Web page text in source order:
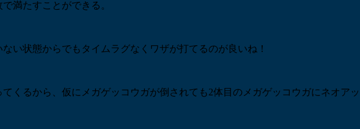
満たすことができる。
い状態からでもタイムラグなくワザが打てるのが良いね！
くるから、仮にメガゲッコウガが倒されても2体目のメガゲッコウガにネオア